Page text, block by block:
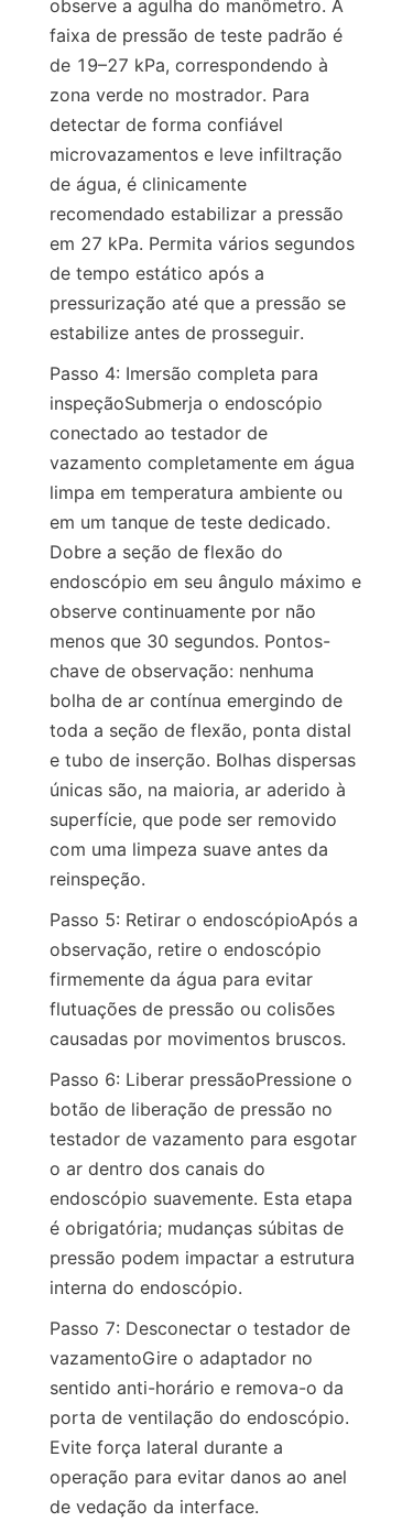
observe a agulha do manômetro. A
faixa de pressão de teste padrão é
de 19–27 kPa, correspondendo à
zona verde no mostrador. Para
detectar de forma confiável
microvazamentos e leve infiltração
de água, é clinicamente
recomendado estabilizar a pressão
em 27 kPa. Permita vários segundos
de tempo estático após a
pressurização até que a pressão se
estabilize antes de prosseguir.
Passo 4: Imersão completa para
inspeçãoSubmerja o endoscópio
conectado ao testador de
vazamento completamente em água
limpa em temperatura ambiente ou
em um tanque de teste dedicado.
Dobre a seção de flexão do
endoscópio em seu ângulo máximo e
observe continuamente por não
menos que 30 segundos. Pontos-
chave de observação: nenhuma
bolha de ar contínua emergindo de
toda a seção de flexão, ponta distal
e tubo de inserção. Bolhas dispersas
únicas são, na maioria, ar aderido à
superfície, que pode ser removido
com uma limpeza suave antes da
reinspeção.
Passo 5: Retirar o endoscópioApós a
observação, retire o endoscópio
firmemente da água para evitar
flutuações de pressão ou colisões
causadas por movimentos bruscos.
Passo 6: Liberar pressãoPressione o
botão de liberação de pressão no
testador de vazamento para esgotar
o ar dentro dos canais do
endoscópio suavemente. Esta etapa
é obrigatória; mudanças súbitas de
pressão podem impactar a estrutura
interna do endoscópio.
Passo 7: Desconectar o testador de
vazamentoGire o adaptador no
sentido anti-horário e remova-o da
porta de ventilação do endoscópio.
Evite força lateral durante a
operação para evitar danos ao anel
de vedação da interface.